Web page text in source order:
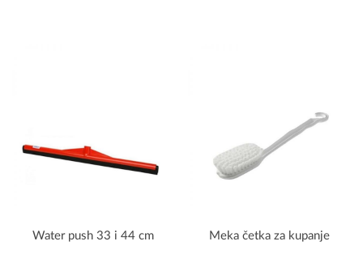
Water push 33 i 44 cm Meka četka za kupanje